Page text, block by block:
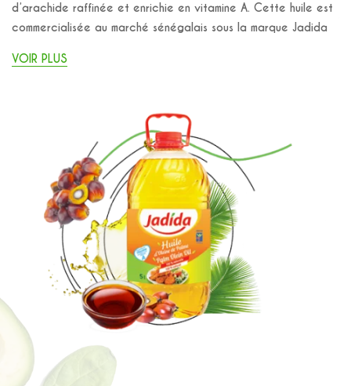
d’arachide raffinée et enrichie en vitamine A. Cette huile est
commercialisée au marché sénégalais sous la marque Jadida
VOIR PLUS